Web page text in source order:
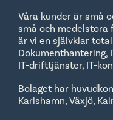
Våra kunder är små
små och medelstora
är vi en självklar
Dokumenthantering,
IT-drifttjänster, IT-
Bolaget har
Karlshamn, Växjö,